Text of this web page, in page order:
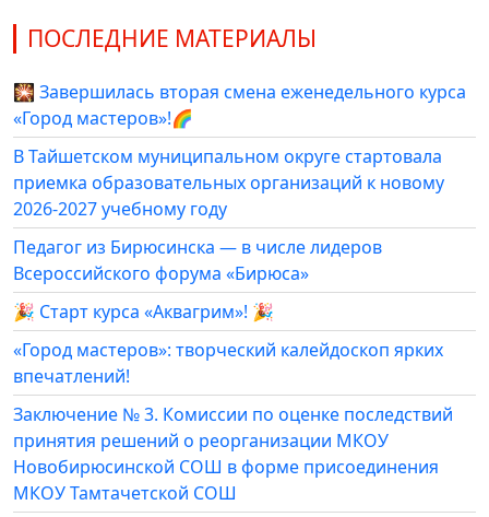
ПОСЛЕДНИЕ МАТЕРИАЛЫ
🎇 Завершилась вторая смена еженедельного курса
«Город мастеров»!🌈
В Тайшетском муниципальном округе стартовала
приемка образовательных организаций к новому
2026-2027 учебному году
Педагог из Бирюсинска — в числе лидеров
Всероссийского форума «Бирюса»
🎉 Старт курса «Аквагрим»! 🎉
«Город мастеров»: творческий калейдоскоп ярких
впечатлений!
Заключение № 3. Комиссии по оценке последствий
принятия решений о реорганизации МКОУ
Новобирюсинской СОШ в форме присоединения
МКОУ Тамтачетской СОШ